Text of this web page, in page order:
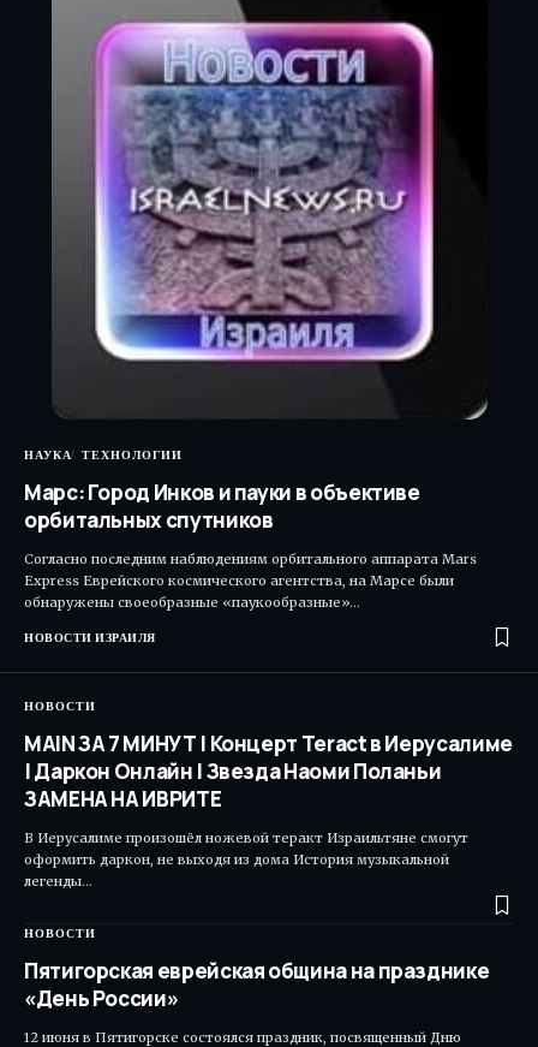
НАУКА ТЕХНОЛОГИИ
Марс: Город Инков и пауки в объективе
орбитальных спутников
Согласно последним наблюдениям орбитального аппарата Mars
Express Еврейского космического агентства, на Марсе были
обнаружены своеобразные «паукообразные»…
НОВОСТИ ИЗРАИЛЯ
НОВОСТИ
MAIN ЗА 7 МИНУТ | Концерт Teract в Иерусалиме
| Даркон Онлайн | Звезда Наоми Поланьи
ЗАМЕНА НА ИВРИТЕ
В Иерусалиме произошёл ножевой теракт Израильтяне смогут
оформить даркон, не выходя из дома История музыкальной
легенды…
НОВОСТИ
Пятигорская еврейская община на празднике
«День России»
12 июня в Пятигорске состоялся праздник, посвященный Дню